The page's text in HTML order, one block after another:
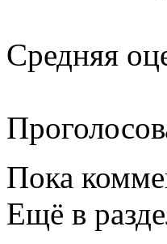
Средняя
Пока
Ещё в